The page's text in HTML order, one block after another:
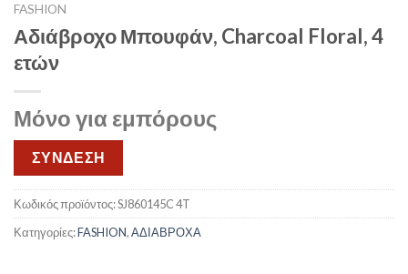
FASHION
Αδιάβροχο Μπουφάν, Charcoal Floral, 4
ετών
Μόνο για εμπόρους
ΣΥΝΔΕΣΗ
Κωδικός προϊόντος:SJ860145C 4T
Κατηγορίες:FASHION,ΑΔΙΑΒΡΟΧΑ